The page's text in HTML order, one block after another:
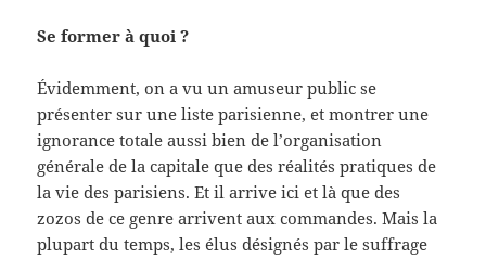
Se former à quoi ?
Évidemment, on a vu un amuseur public se
présenter sur une liste parisienne, et montrer une
ignorance totale aussi bien de l’organisation
générale de la capitale que des réalités pratiques de
la vie des parisiens. Et il arrive ici et là que des
zozos de ce genre arrivent aux commandes. Mais la
plupart du temps, les élus désignés par le suffrage